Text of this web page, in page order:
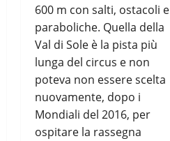
600 m con salti, ostacoli e
paraboliche. Quella della
Val di Sole è la pista più
lunga del circus e non
poteva non essere scelta
nuovamente, dopo i
Mondiali del 2016, per
ospitare la rassegna